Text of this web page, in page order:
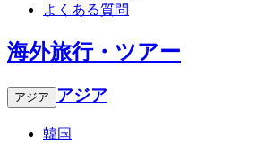
よくある質問
海外旅行・ツアー
アジア アジア
韓国